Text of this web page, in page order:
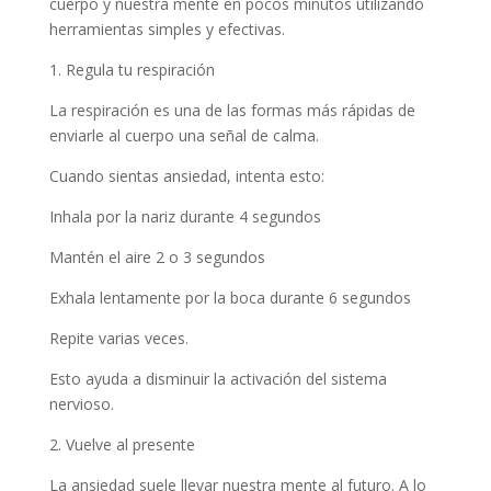
herramientas simples y efectivas.
1. Regula tu respiración
La respiración es una de las formas más rápidas de
enviarle al cuerpo una señal de calma.
Cuando sientas ansiedad, intenta esto:
Inhala por la nariz durante 4 segundos
Mantén el aire 2 o 3 segundos
Exhala lentamente por la boca durante 6 segundos
Repite varias veces.
Esto ayuda a disminuir la activación del sistema
nervioso.
2. Vuelve al presente
La ansiedad suele llevar nuestra mente al futuro. A lo